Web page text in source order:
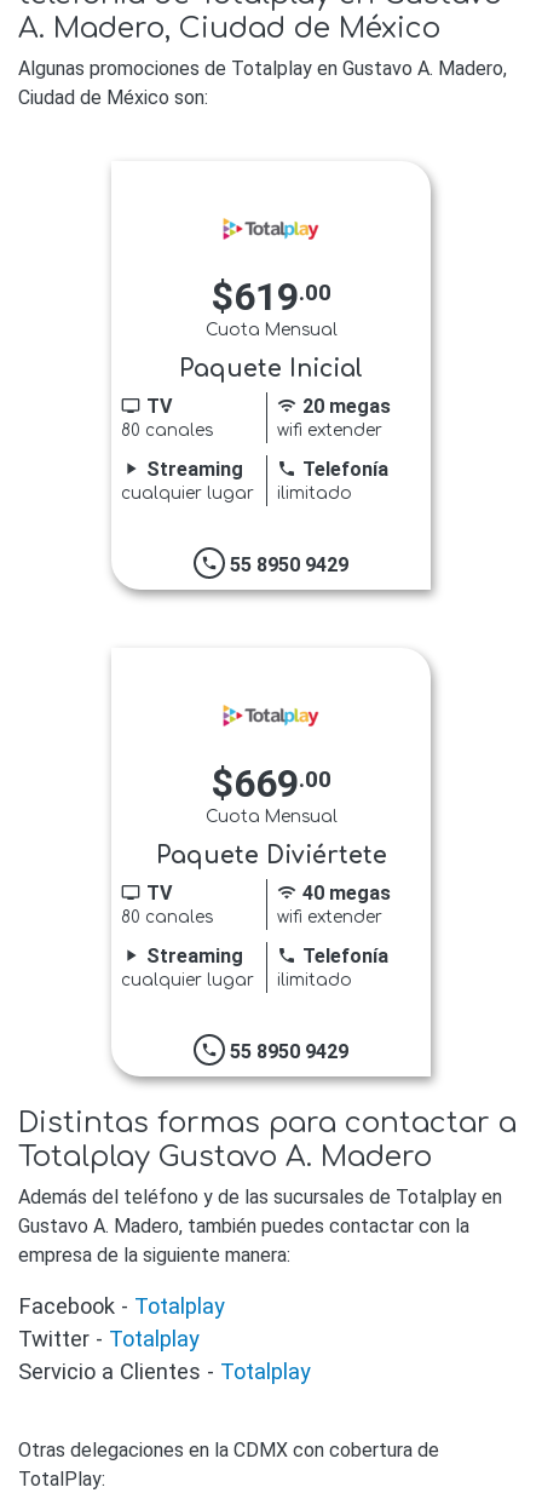
A. Madero, Ciudad de México
Algunas promociones de Totalplay en Gustavo A. Madero,
Ciudad de México son:
$619.00
Cuota Mensual
Paquete Inicial
tv TV
80 canales
wifi 20 megas
wifi extender
play_arrow Streaming
cualquier lugar
phone Telefonía
ilimitado
phone 55 8950 9429
$669.00
Cuota Mensual
Paquete Diviértete
tv TV
80 canales
wifi 40 megas
wifi extender
play_arrow Streaming
cualquier lugar
phone Telefonía
ilimitado
phone 55 8950 9429
Distintas formas para contactar a
Totalplay Gustavo A. Madero
Además del teléfono y de las sucursales de Totalplay en
Gustavo A. Madero, también puedes contactar con la
empresa de la siguiente manera:
Facebook - Totalplay
Twitter - Totalplay
Servicio a Clientes - Totalplay
Otras delegaciones en la CDMX con cobertura de
TotalPlay: